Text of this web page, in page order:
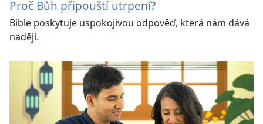
Proč Bůh připouští utrpení?
Bible poskytuje uspokojivou odpověď, která nám dává
naději.